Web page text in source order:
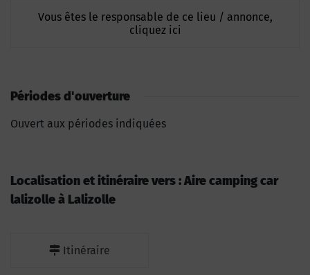
Vous êtes le responsable de ce lieu / annonce,
cliquez ici
Périodes d'ouverture
Ouvert aux périodes indiquées
Localisation et itinéraire vers : Aire camping car
lalizolle à Lalizolle
Itinéraire